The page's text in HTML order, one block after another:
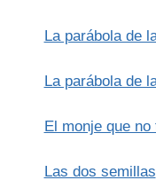
La parábola de
La parábola de
El monje que no
Las dos semillas